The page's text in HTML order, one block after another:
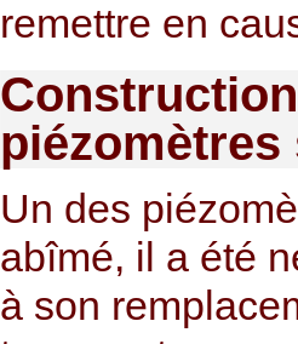
remettre en
Un des
abîmé, il a été
à son